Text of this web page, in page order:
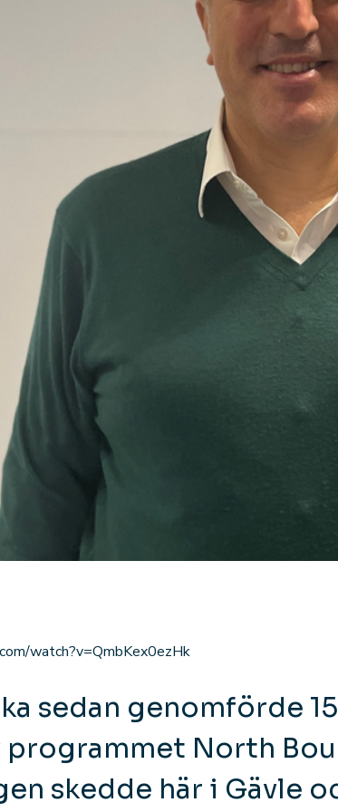
watch?v=QmbKex0ezHk
sedan genomförde
programmet North
skedde här i Gävle